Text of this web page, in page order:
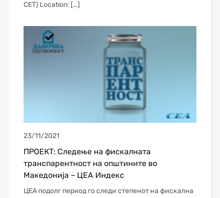
CET) Location: […]
23/11/2021
ПРОЕКТ: Следење на фискалната
транспарентност на општините во
Македонија – ЦЕА Индекс
ЦЕА подолг период го следи степенот на фискална